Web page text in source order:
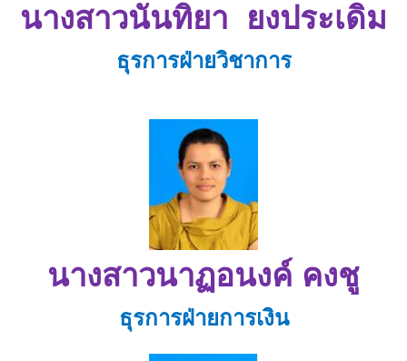
นางสาวนันทิยา ยงประเดิม
ธุรการฝ่ายวิชาการ
นางสาวนาฏอนงค์ คงชู
ธุรการฝ่ายการเงิน